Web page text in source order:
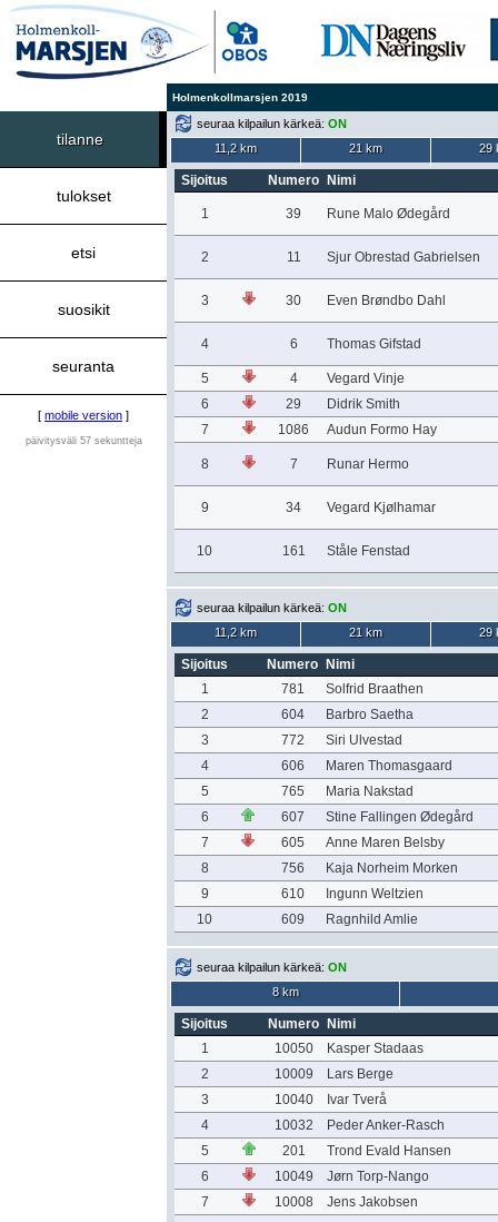
Holmenkollmarsjen 2019
tilanne
tulokset
etsi
suosikit
seuranta
[ mobile version ]
päivitysväli 57 sekuntteja
seuraa kilpailun kärkeä: ON
11,2 km
21 km 29
Sijoitus Numero Nimi
1 39 Rune Malo Ødegård
2 11 Sjur Obrestad Gabrielsen
3 30 Even Brøndbo Dahl
4 6 Thomas Gifstad
5 4
Vegard Vinje
6
29
Didrik Smith
7
1086 Audun Formo Hay
8 7 Runar Hermo
9 34 Vegard Kjølhamar
10 161 Ståle Fenstad
seuraa kilpailun kärkeä: ON
11,2 km
21 km 29
Sijoitus Numero
Nimi
1
781
Solfrid Braathen
2
604
Barbro Saetha
3
772
Siri Ulvestad
4
606
Maren Thomasgaard
5
765
Maria Nakstad
6
607
Stine Fallingen Ødegård
7
605
Anne Maren Belsby
8
756
Kaja Norheim Morken
9
610
Ingunn Weltzien
10
609 Ragnhild Amlie
seuraa kilpailun kärkeä: ON
8 km
Sijoitus Numero
Nimi
1
10050
Kasper Stadaas
2
10009
Lars Berge
3
10040
Ivar Tverå
4
10032
Peder Anker-Rasch
5
201
Trond Evald Hansen
6
10049
Jørn Torp-Nango
7
10008 Jens Jakobsen